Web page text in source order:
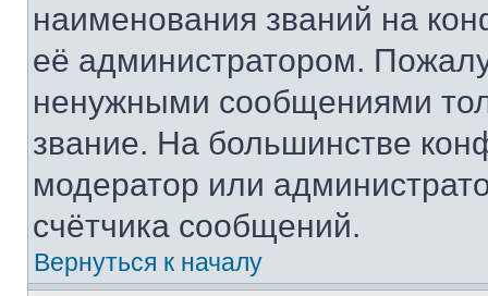
наименования званий на
её администратором.
ненужными сообщениями
звание. На большинстве
модератор или
счётчика сообщений.
Вернуться к началу